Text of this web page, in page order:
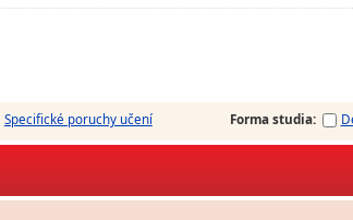
Specifické poruchy učení Forma studia: